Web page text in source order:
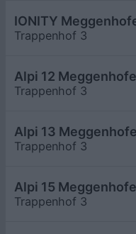
IONITY
Trappenhof 3
Alpi 12
Trappenhof 3
Alpi 13
Trappenhof 3
Alpi 15
Trappenhof 3